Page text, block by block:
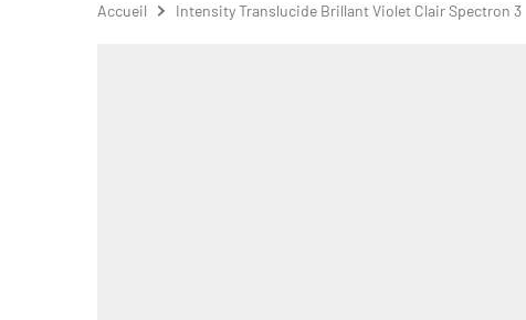
Accueil Intensity Translucide Brillant Violet Clair Spectron 3